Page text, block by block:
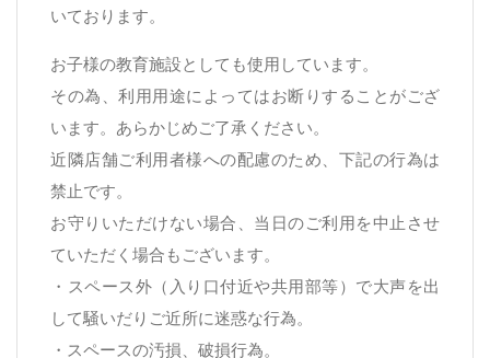
いております。
お子様の教育施設としても使用しています。
その為、利用用途によってはお断りすることがござ
います。あらかじめご了承ください。
近隣店舗ご利用者様への配慮のため、下記の行為は
禁止です。
お守りいただけない場合、当日のご利用を中止させ
ていただく場合もございます。
・スペース外（入り口付近や共用部等）で大声を出
して騒いだりご近所に迷惑な行為。
・スペースの汚損、破損行為。